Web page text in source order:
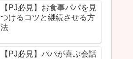
【PJ必見】お食事パパを見
つけるコツと継続させる方
法
【PJ必見】パパが喜ぶ会話